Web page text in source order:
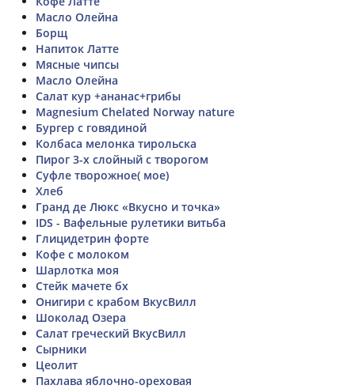
Масло Олейна
Борщ
Напиток Латте
Мясные чипсы
Масло Олейна
Салат кур +ананас+грибы
Magnesium Chelated Norway nature
Бургер с говядиной
Колбаса мелонка тирольска
Пирог 3-х слойный с творогом
Суфле творожное( мое)
Хлеб
Гранд де Люкс «Вкусно и точка»
IDS - Вафельные рулетики витьба
Глицидетрин форте
Кофе с молоком
Шарлотка моя
Стейк мачете бх
Онигири с крабом ВкусВилл
Шоколад Озера
Салат греческий ВкусВилл
Сырники
Цеолит
Пахлава яблочно-ореховая